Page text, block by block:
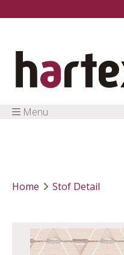
Menu
Home Stof Detail